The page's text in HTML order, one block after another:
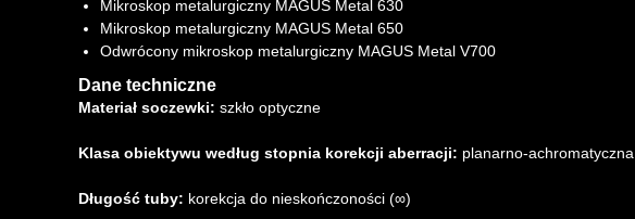
Mikroskop metalurgiczny MAGUS Metal 630
Mikroskop metalurgiczny MAGUS Metal 650
Odwrócony mikroskop metalurgiczny MAGUS Metal V700
Dane techniczne
Materiał soczewki: szkło optyczne
Klasa obiektywu według stopnia korekcji aberracji: planarno-achromatyczna
Długość tuby: korekcja do nieskończoności (∞)